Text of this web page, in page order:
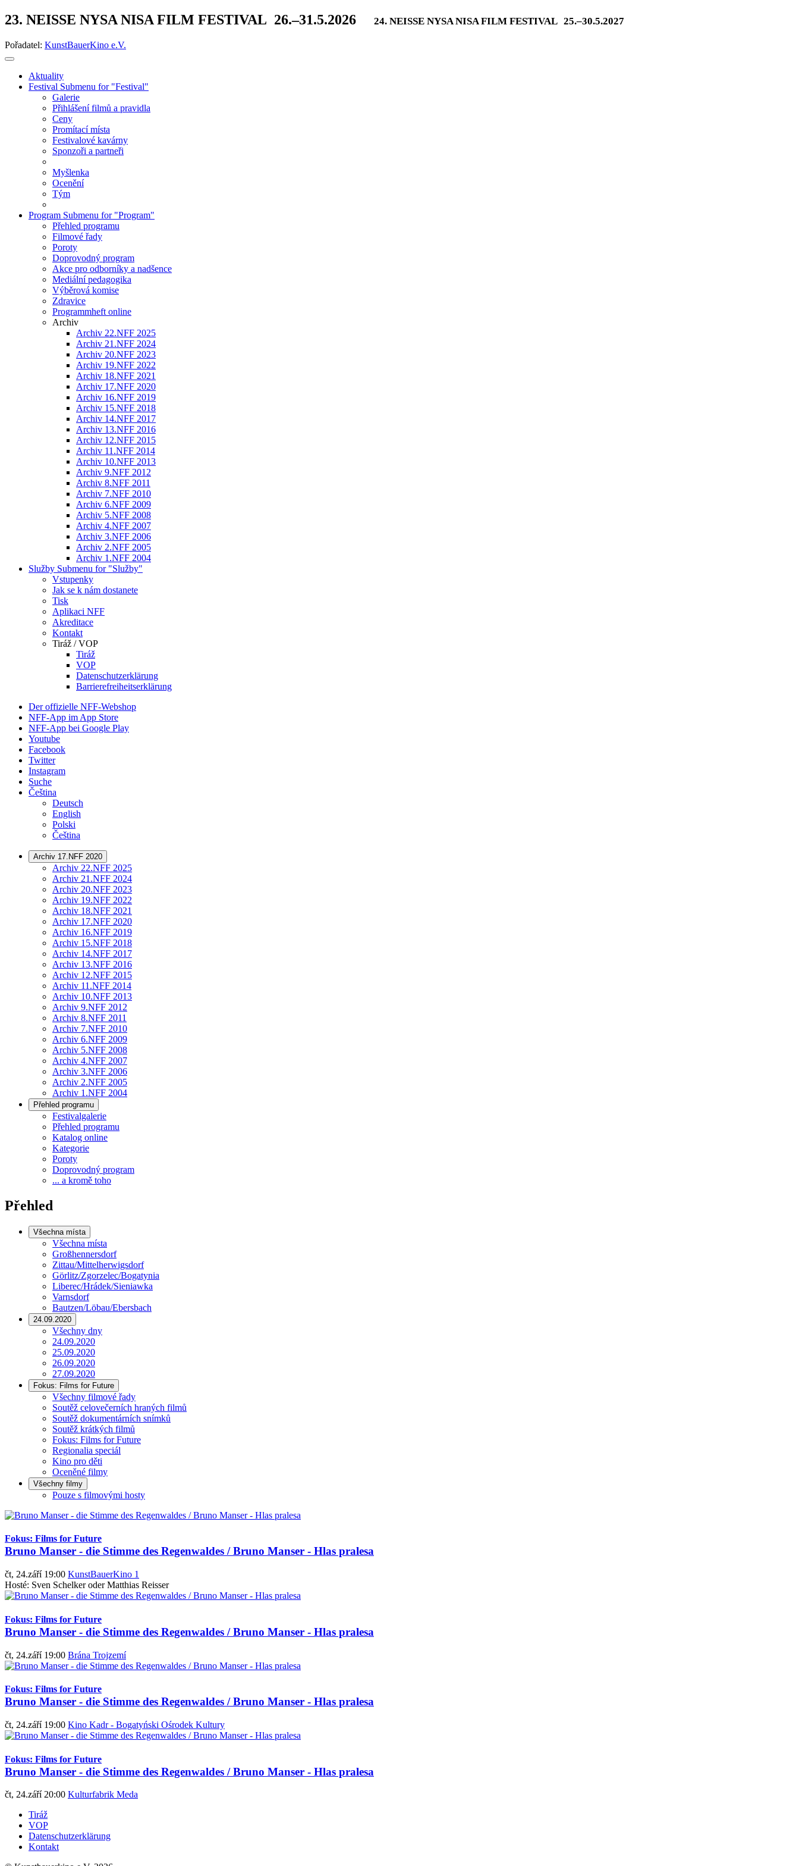
23. NEISSE NYSA NISA FILM FESTIVAL 26.–31.5.2026 24. NEISSE NYSA NISA FILM FESTIVAL 25.–30.5.2027
Pořadatel: KunstBauerKino e.V.
Aktuality
Festival Submenu for "Festival"
Galerie
Přihlášení filmů a pravidla
Ceny
Promítací místa
Festivalové kavárny
Sponzoři a partneři
Myšlenka
Ocenění
Tým
Program Submenu for "Program"
Přehled programu
Filmové řady
Poroty
Doprovodný program
Akce pro odborníky a nadšence
Mediální pedagogika
Výběrová komise
Zdravice
Programmheft online
Archiv
Archiv 22.NFF 2025
Archiv 21.NFF 2024
Archiv 20.NFF 2023
Archiv 19.NFF 2022
Archiv 18.NFF 2021
Archiv 17.NFF 2020
Archiv 16.NFF 2019
Archiv 15.NFF 2018
Archiv 14.NFF 2017
Archiv 13.NFF 2016
Archiv 12.NFF 2015
Archiv 11.NFF 2014
Archiv 10.NFF 2013
Archiv 9.NFF 2012
Archiv 8.NFF 2011
Archiv 7.NFF 2010
Archiv 6.NFF 2009
Archiv 5.NFF 2008
Archiv 4.NFF 2007
Archiv 3.NFF 2006
Archiv 2.NFF 2005
Archiv 1.NFF 2004
Služby Submenu for "Služby"
Vstupenky
Jak se k nám dostanete
Tisk
Aplikaci NFF
Akreditace
Kontakt
Tiráž / VOP
Tiráž
VOP
Datenschutzerklärung
Barrierefreiheitserklärung
Der offizielle NFF-Webshop
NFF-App im App Store
NFF-App bei Google Play
Youtube
Facebook
Twitter
Instagram
Suche
Čeština
Deutsch
English
Polski
Čeština
Archiv 17.NFF 2020
Archiv 22.NFF 2025
Archiv 21.NFF 2024
Archiv 20.NFF 2023
Archiv 19.NFF 2022
Archiv 18.NFF 2021
Archiv 17.NFF 2020
Archiv 16.NFF 2019
Archiv 15.NFF 2018
Archiv 14.NFF 2017
Archiv 13.NFF 2016
Archiv 12.NFF 2015
Archiv 11.NFF 2014
Archiv 10.NFF 2013
Archiv 9.NFF 2012
Archiv 8.NFF 2011
Archiv 7.NFF 2010
Archiv 6.NFF 2009
Archiv 5.NFF 2008
Archiv 4.NFF 2007
Archiv 3.NFF 2006
Archiv 2.NFF 2005
Archiv 1.NFF 2004
Přehled programu
Festivalgalerie
Přehled programu
Katalog online
Kategorie
Poroty
Doprovodný program
... a kromě toho
Přehled
Všechna místa
Všechna místa
Großhennersdorf
Zittau/Mittelherwigsdorf
Görlitz/Zgorzelec/Bogatynia
Liberec/Hrádek/Sieniawka
Varnsdorf
Bautzen/Löbau/Ebersbach
24.09.2020
Všechny dny
24.09.2020
25.09.2020
26.09.2020
27.09.2020
Fokus: Films for Future
Všechny filmové řady
Soutěž celovečerních hraných filmů
Soutěž dokumentárních snímků
Soutěž krátkých filmů
Fokus: Films for Future
Regionalia speciál
Kino pro děti
Oceněné filmy
Všechny filmy
Pouze s filmovými hosty
Fokus: Films for Future
Bruno Manser - die Stimme des Regenwaldes / Bruno Manser - Hlas pralesa
čt, 24.září 19:00 KunstBauerKino 1
Hosté: Sven Schelker oder Matthias Reisser
Fokus: Films for Future
Bruno Manser - die Stimme des Regenwaldes / Bruno Manser - Hlas pralesa
čt, 24.září 19:00 Brána Trojzemí
Fokus: Films for Future
Bruno Manser - die Stimme des Regenwaldes / Bruno Manser - Hlas pralesa
čt, 24.září 19:00 Kino Kadr - Bogatyński Ośrodek Kultury
Fokus: Films for Future
Bruno Manser - die Stimme des Regenwaldes / Bruno Manser - Hlas pralesa
čt, 24.září 20:00 Kulturfabrik Meda
Tiráž
VOP
Datenschutzerklärung
Kontakt